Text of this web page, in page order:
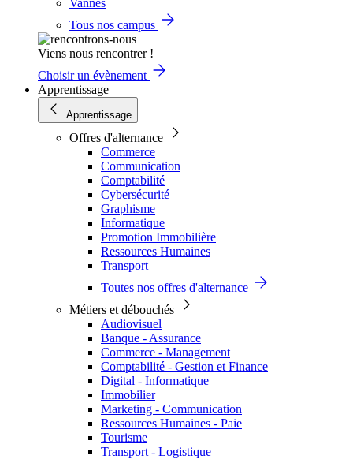
Vannes
Tous nos campus
Viens nous rencontrer !
Choisir un évènement
Apprentissage
Apprentissage
Offres d'alternance
Commerce
Communication
Comptabilité
Cybersécurité
Graphisme
Informatique
Promotion Immobilière
Ressources Humaines
Transport
Toutes nos offres d'alternance
Métiers et débouchés
Audiovisuel
Banque - Assurance
Commerce - Management
Comptabilité - Gestion et Finance
Digital - Informatique
Immobilier
Marketing - Communication
Ressources Humaines - Paie
Tourisme
Transport - Logistique